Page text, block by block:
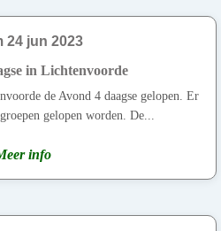
24 jun 2023
in Lichtenvoorde
de Avond 4 daagse gelopen. Er
gelopen worden. De...
info